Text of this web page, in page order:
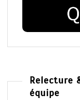
Relecture
équipe